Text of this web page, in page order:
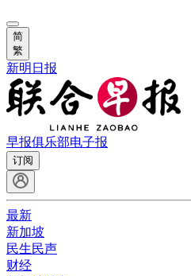
简
繁
新明日报
早报俱乐部电子报
订阅
最新
新加坡
民生民声
财经